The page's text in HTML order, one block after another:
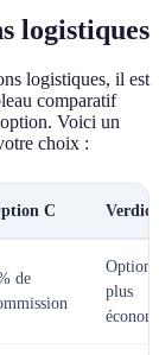
logistiques
logistiques, il est
comparatif
Voici un
choix :
C Verdict
de
Option
plus